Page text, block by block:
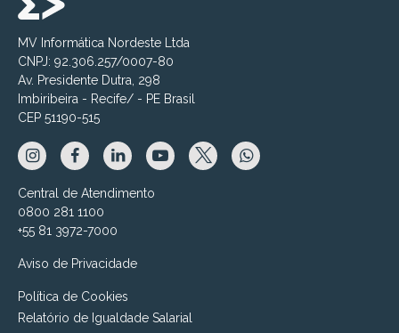
MV Informática Nordeste Ltda
CNPJ: 92.306.257/0007-80
Av. Presidente Dutra, 298
Imbiribeira - Recife/ - PE Brasil
CEP 51190-515
Central de Atendimento
0800 281 1100
+55 81 3972-7000
Aviso de Privacidade
Política de Cookies
Relatório de Igualdade Salarial